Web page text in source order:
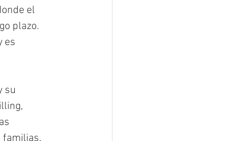
el
plazo.
es
su